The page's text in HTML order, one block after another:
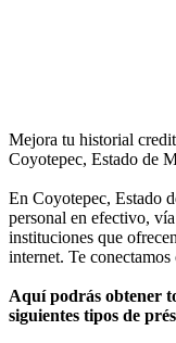
Mejora tu historial
Coyotepec, Estado de
En Coyotepec, Estado
personal en efectivo,
instituciones que
internet. Te conectamos
Aquí podrás obtener
siguientes tipos de